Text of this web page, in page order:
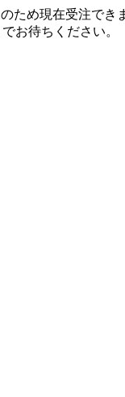
ため現在受注でき
お待ちください。